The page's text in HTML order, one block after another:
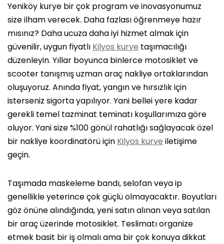
Yeniköy kurye bir çok program ve inovasyonumuz
size ilham verecek. Daha fazlası öğrenmeye hazır
mısınız? Daha ucuza daha iyi hizmet almak için
güvenilir, uygun fiyatlı Kilyos kurye taşımacılığı
düzenleyin. Yıllar boyunca binlerce motosiklet ve
scooter tanışmış uzman araç nakliye ortaklarından
oluşuyoruz. Anında fiyat, yangın ve hırsızlık için
isterseniz sigorta yapılıyor. Yani bellei yere kadar
gerekli temel tazminat teminatı koşullarımıza göre
oluyor. Yani size %100 gönül rahatlığı sağlayacak özel
bir nakliye koordinatörü için Kilyos kurye iletişime
geçin.
Taşımada maskeleme bandı, selofan veya ip
genellikle yeterince çok güçlü olmayacaktır. Boyutları
göz önüne alındığında, yeni satın alınan veya satılan
bir araç üzerinde motosiklet. Teslimatı organize
etmek basit bir iş olmalı ama bir çok konuya dikkat